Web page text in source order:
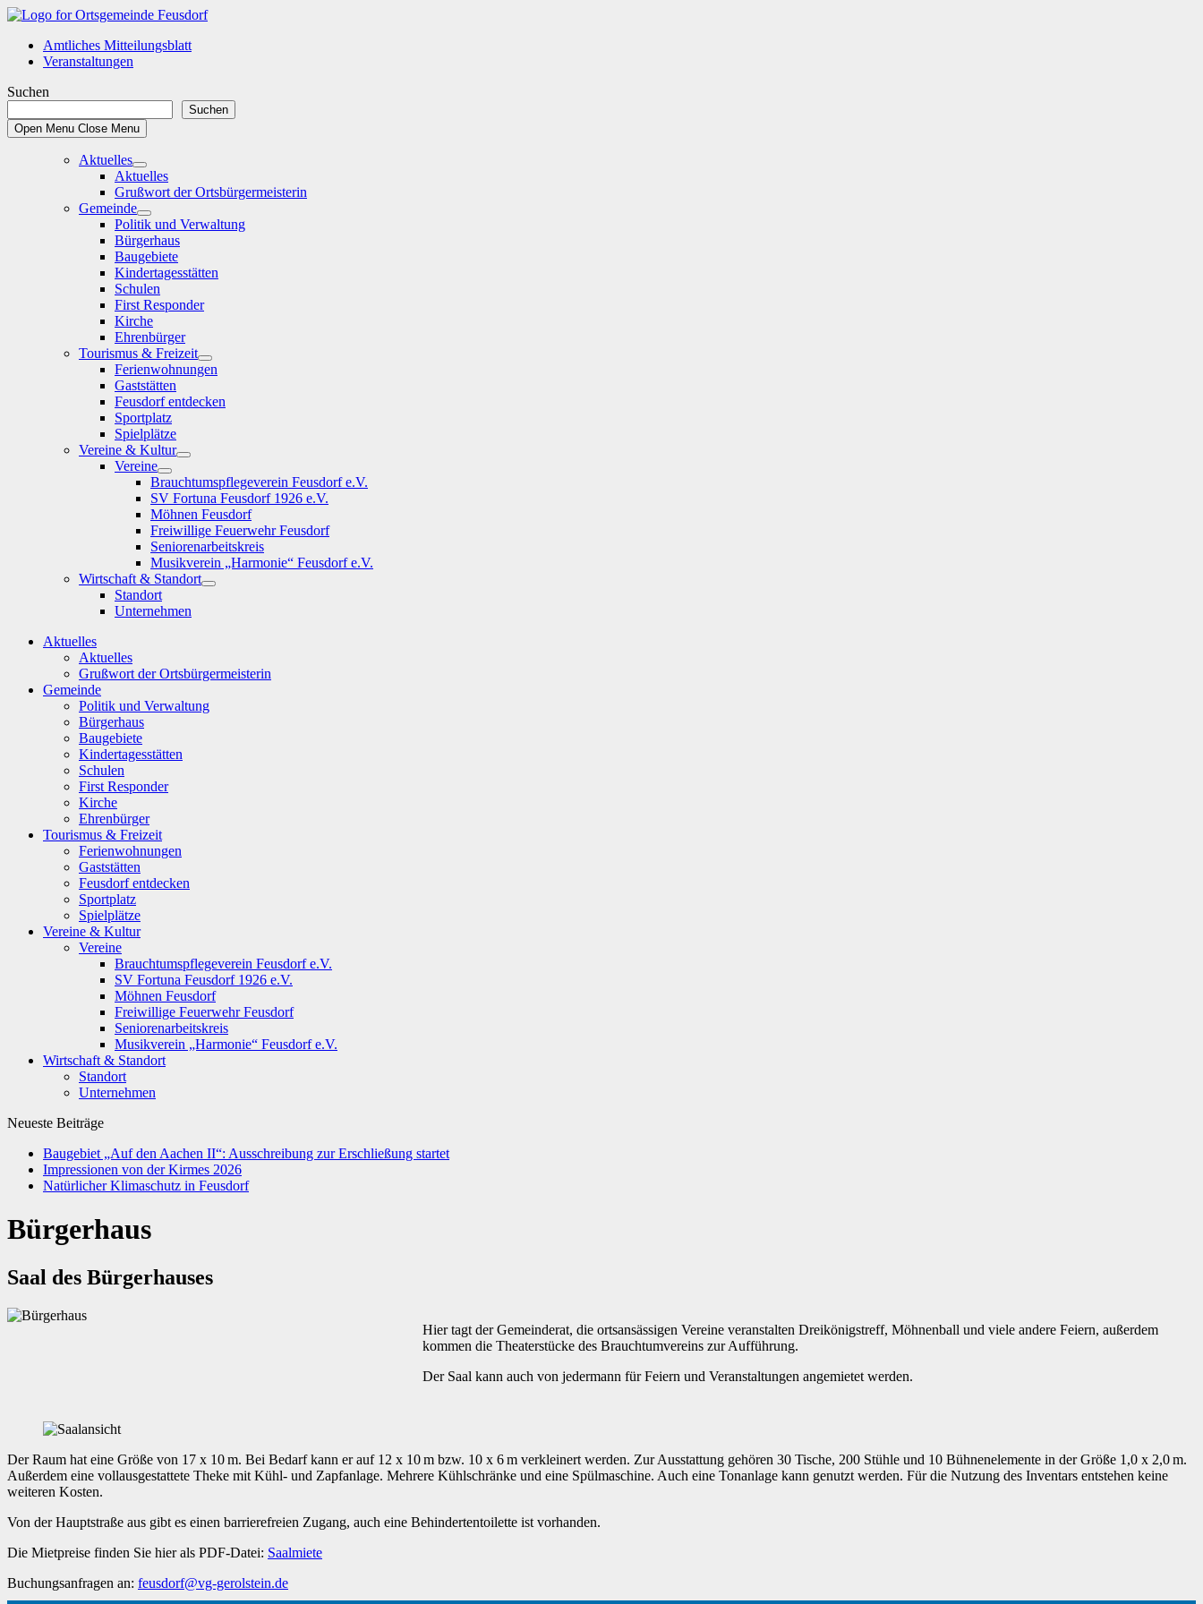
Skip
contentAmtliches Mitteilungsblatt
Veranstaltungen
Suchen
Suchen
Open Menu Close Menu
Aktuelles
Show
sub
menu
Aktuelles
Grußwort der Ortsbürgermeisterin
Gemeinde
Show
sub
menu
Politik und Verwaltung
Bürgerhaus
Baugebiete
Kindertagesstätten
Schulen
First Responder
Kirche
Ehrenbürger
Tourismus & Freizeit
Show
sub
Ferienwohnungen
Gaststätten
Feusdorf entdecken
Sportplatz
Spielplätze
Vereine & Kultur
Show
sub
menu
Vereine
Show
sub
menu
Brauchtumspflegeverein Feusdorf e.V.
SV Fortuna Feusdorf 1926 e.V.
Möhnen Feusdorf
Freiwillige Feuerwehr Feusdorf
Seniorenarbeitskreis
Musikverein „Harmonie“ Feusdorf e.V.
Wirtschaft & Standort
Show
Standort
Unternehmen
Aktuelles
Aktuelles
Grußwort der Ortsbürgermeisterin
Gemeinde
Politik und Verwaltung
Bürgerhaus
Baugebiete
Kindertagesstätten
Schulen
First Responder
Kirche
Ehrenbürger
Tourismus & Freizeit
Ferienwohnungen
Gaststätten
Feusdorf entdecken
Sportplatz
Spielplätze
Vereine & Kultur
Vereine
Brauchtumspflegeverein Feusdorf e.V.
SV Fortuna Feusdorf 1926 e.V.
Möhnen Feusdorf
Freiwillige Feuerwehr Feusdorf
Seniorenarbeitskreis
Musikverein „Harmonie“ Feusdorf e.V.
Wirtschaft & Standort
Standort
Unternehmen
Neueste Beiträge
Baugebiet „Auf den Aachen II“: Ausschreibung zur Erschließung startet
Impressionen von der Kirmes 2026
Natürlicher Klimaschutz in Feusdorf
Bürgerhaus
Saal des Bürgerhauses
Hier tagt der Gemeinderat, die ortsansässigen Vereine veranstalten Dreikönigstreff, Möhnenball und viele andere Feiern, außerdem
kommen die Theaterstücke des Brauchtumvereins zur Aufführung.
Der Saal kann auch von jedermann für Feiern und Veranstaltungen angemietet werden.
Der Raum hat eine Größe von 17 x 10 m. Bei Bedarf kann er auf 12 x 10 m bzw. 10 x 6 m verkleinert werden. Zur Ausstattung gehören 30 Tische, 200 Stühle und 10 Bühnenelemente in der Größe 1,0 x 2,0 m.
Außerdem eine vollausgestattete Theke mit Kühl- und Zapfanlage. Mehrere Kühlschränke und eine Spülmaschine. Auch eine Tonanlage kann genutzt werden. Für die Nutzung des Inventars entstehen keine
weiteren Kosten.
Von der Hauptstraße aus gibt es einen barrierefreien Zugang, auch eine Behindertentoilette ist vorhanden.
Die Mietpreise finden Sie hier als PDF-Datei: Saalmiete
Buchungsanfragen an: feusdorf@vg-gerolstein.de